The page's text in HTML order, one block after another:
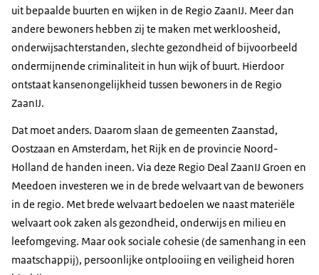
uit bepaalde buurten en wijken in de Regio ZaanIJ. Meer dan
andere bewoners hebben zij te maken met werkloosheid,
onderwijsachterstanden, slechte gezondheid of bijvoorbeeld
ondermijnende criminaliteit in hun wijk of buurt. Hierdoor
ontstaat kansenongelijkheid tussen bewoners in de Regio
ZaanIJ.
Dat moet anders. Daarom slaan de gemeenten Zaanstad,
Oostzaan en Amsterdam, het Rijk en de provincie Noord-
Holland de handen ineen. Via deze Regio Deal ZaanIJ Groen en
Meedoen investeren we in de brede welvaart van de bewoners
in de regio. Met brede welvaart bedoelen we naast materiële
welvaart ook zaken als gezondheid, onderwijs en milieu en
leefomgeving. Maar ook sociale cohesie (de samenhang in een
maatschappij), persoonlijke ontplooiing en veiligheid horen